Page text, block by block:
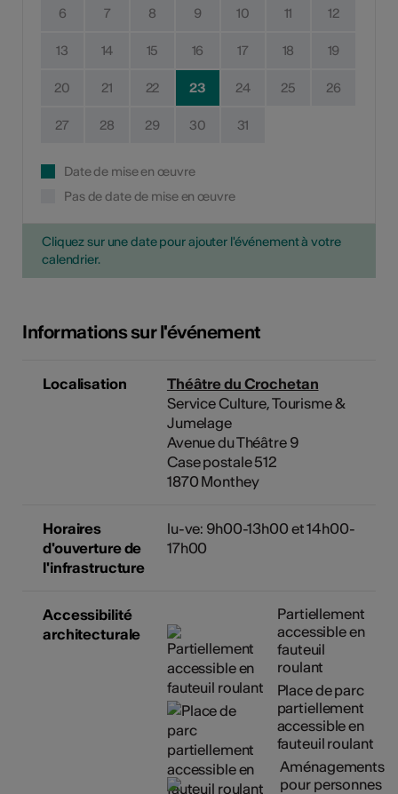
6 7 8 9 10 11 12
13 14 15 16 17 18 19
20 21 22 23 24 25 26
27 28 29 30 31
Date de mise en œuvre
Pas de date de mise en œuvre
Cliquez sur une date pour ajouter l'événement à votre
calendrier.
Informations sur l'événement
Localisation
Théâtre du Crochetan
Service Culture, Tourisme &
Jumelage
Avenue du Théâtre 9
Case postale 512
1870 Monthey
Horaires
d'ouverture de
l'infrastructure
lu-ve: 9h00-13h00 et 14h00-
17h00
Accessibilité
architecturale
Partiellement
accessible en
fauteuil
roulant
Place de parc
partiellement
accessible en
fauteuil roulant
Aménagements
pour personnes